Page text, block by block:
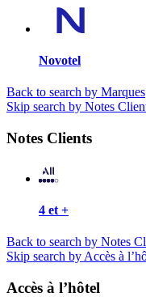
Novotel
Back to search by Marques
Skip search by Notes
Notes Clients
4 et +
Back to search by Notes
Skip search by Accès à
Accès à l’hôtel